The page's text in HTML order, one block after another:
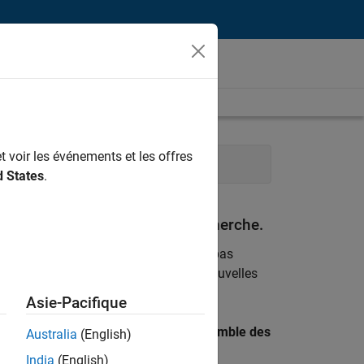
Juridique Services administratifs
à vos critères de recherche.
. Si malgré tout vous ne trouvez pas
pour vous tenir au courant des nouvelles
par lieu pour trouver l’ensemble des
voir les événements et les offres
States.
Asie-Pacifique
Australia (English)
India (English)